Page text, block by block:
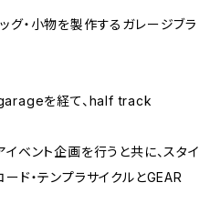
グ・小物を製作するガレージブラ
を経て、half track
ベント企画を行うと共に、スタイ
ド・テンプラサイクルとGEAR